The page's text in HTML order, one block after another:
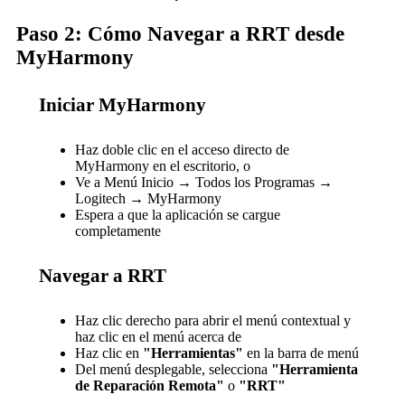
Paso 2: Cómo Navegar a RRT desde
MyHarmony
Iniciar MyHarmony
Haz doble clic en el acceso directo de
MyHarmony en el escritorio, o
Ve a Menú Inicio → Todos los Programas →
Logitech → MyHarmony
Espera a que la aplicación se cargue
completamente
Navegar a RRT
Haz clic derecho para abrir el menú contextual y
haz clic en el menú acerca de
Haz clic en "Herramientas" en la barra de menú
Del menú desplegable, selecciona "Herramienta
de Reparación Remota" o "RRT"